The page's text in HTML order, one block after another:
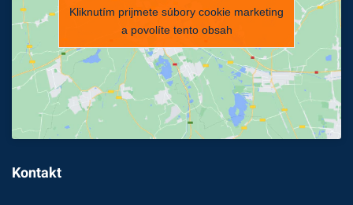
Kliknutím prijmete súbory cookie marketing
a povolíte tento obsah
Kontakt